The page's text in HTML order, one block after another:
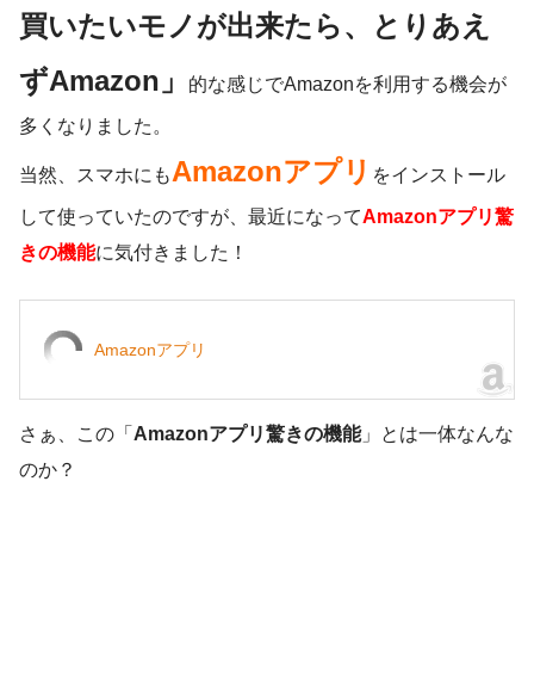
買いたいモノが出来たら、とりあえ
ずAmazon」
的な感じでAmazonを利用する機会が
多くなりました。
当然、スマホにもAmazonアプリ をインストール
して使っていたのですが、最近になってAmazonアプリ驚
きの機能に気付きました！
Amazonアプリ
さぁ、この「 Amazonアプリ驚きの機能」とは一体なんな
のか？